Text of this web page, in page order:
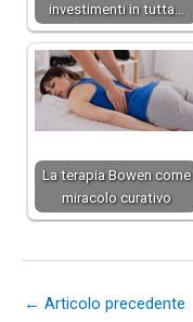
investimenti in tutta…
La terapia Bowen come
miracolo curativo
← Articolo precedente